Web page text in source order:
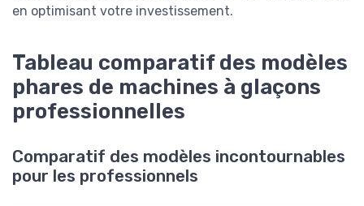
en optimisant votre investissement.
Tableau comparatif des modèles
phares de machines à glaçons
professionnelles
Comparatif des modèles incontournables
pour les professionnels